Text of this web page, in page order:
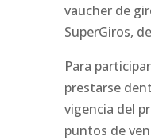
vaucher de
SuperGiros,
Para
prestarse
vigencia del
puntos de